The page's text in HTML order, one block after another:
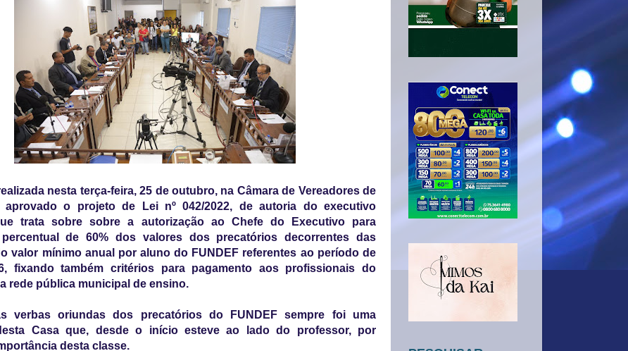
nesta terça-feira, 25 de outubro, na Câmara de Vereadores de
aprovado o projeto de Lei nº 042/2022, de autoria do executivo
trata sobre sobre a autorização ao Chefe do Executivo para
de 60% dos valores dos precatórios decorrentes das
valor mínimo anual por aluno do FUNDEF referentes ao período de
fixando também critérios para pagamento aos profissionais do
rede pública municipal de ensino.
verbas oriundas dos precatórios do FUNDEF sempre foi uma
Casa que, desde o início esteve ao lado do professor, por
desta classe.